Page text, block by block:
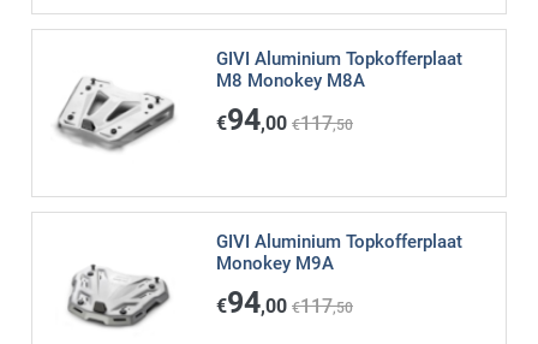
GIVI Aluminium Topkofferplaat
M8 Monokey M8A
€94,00 €117,50
GIVI Aluminium Topkofferplaat
Monokey M9A
€94,00 €117,50